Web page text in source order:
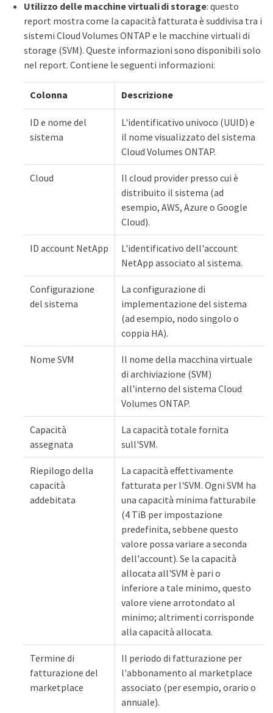
Utilizzo delle macchine virtuali di storage: questo
report mostra come la capacità fatturata è suddivisa tra i
sistemi Cloud Volumes ONTAP e le macchine virtuali di
storage (SVM). Queste informazioni sono disponibili solo
nel report. Contiene le seguenti informazioni:
Colonna Descrizione
ID e nome del
sistema
L'identificativo univoco (UUID) e
il nome visualizzato del sistema
Cloud Volumes ONTAP.
Cloud
Il cloud provider presso cui è
distribuito il sistema (ad
esempio, AWS, Azure o Google
Cloud).
ID account NetApp
L'identificativo dell'account
NetApp associato al sistema.
Configurazione
del sistema
La configurazione di
implementazione del sistema
(ad esempio, nodo singolo o
coppia HA).
Nome SVM
Il nome della macchina virtuale
di archiviazione (SVM)
all'interno del sistema Cloud
Volumes ONTAP.
Capacità
assegnata
La capacità totale fornita
sull'SVM.
Riepilogo della
capacità
addebitata
La capacità effettivamente
fatturata per l'SVM. Ogni SVM ha
una capacità minima fatturabile
(4 TiB per impostazione
predefinita, sebbene questo
valore possa variare a seconda
dell'account). Se la capacità
allocata all'SVM è pari o
inferiore a tale minimo, questo
valore viene arrotondato al
minimo; altrimenti corrisponde
alla capacità allocata.
Termine di
fatturazione del
marketplace
Il periodo di fatturazione per
l'abbonamento al marketplace
associato (per esempio, orario o
annuale).